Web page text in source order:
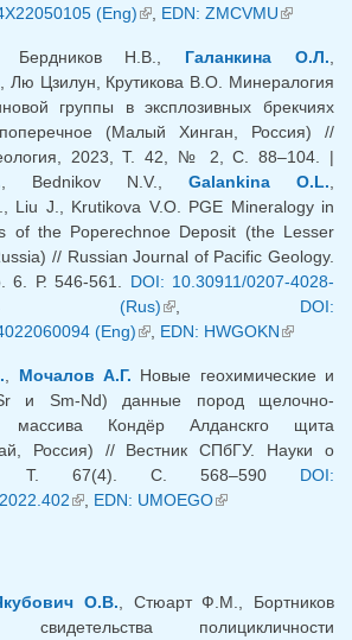
(Eng)(link is external)
, EDN: ZMCVMU(link is
Бердников Н.В., Галанкина О.Л.,
Лю Цзилун, Крутикова В.О. Минералогия
группы в эксплозивных брекчиях
(Малый Хинган, Россия) //
2023, Т. 42, № 2, С. 88–104. |
, Bednikov N.V., Galankina O.L.,
Liu J., Krutikova V.O. PGE Mineralogy in
of the Poperechnoe Deposit (the Lesser
// Russian Journal of Pacific Geology.
6. Р. 546-561. DOI: 10.30911/0207-4028-
104 (Rus)(link is external)
, DOI:
(Eng)(link is external)
, EDN: HWGOKN(link is
, Мочалов А.Г. Новые геохимические и
и Sm-Nd) данные пород щелочно-
массива Кондёр Алданскго щита
Россия) // Вестник СПбГУ. Науки о
Т. 67(4). С. 568–590 DOI:
(link is external)
, EDN: UMOEGO(link is external)
О.В. , Стюарт Ф.М., Бортников
полицикличности